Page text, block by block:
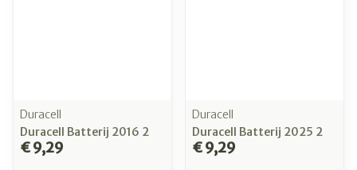
Duracell
Duracell Batterij 2016 2
€ 9,29
Duracell
Duracell Batterij 2025 2
€ 9,29